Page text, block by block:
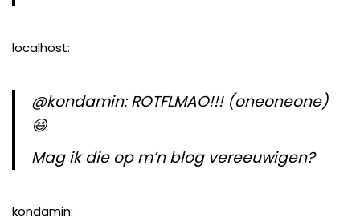
localhost:
@kondamin: ROTFLMAO!!! (oneoneone)
😆
Mag ik die op m’n blog vereeuwigen?
kondamin: